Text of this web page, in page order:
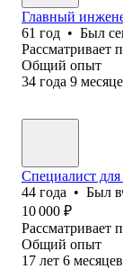
Главный
61 год • Был
Рассматривает
Общий опыт
34 года 9
Специалист
44 года • Был
10 000 ₽
Рассматривает
Общий опыт
17 лет 6 месяцев